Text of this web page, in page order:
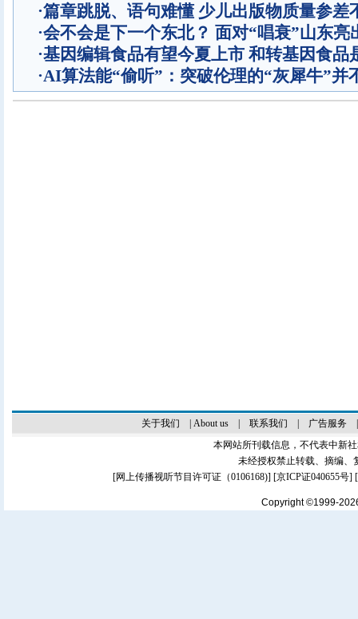
·篇章跳脱、语句难懂 少儿出版物质量参差
·会不会是下一个东北？ 面对“唱衰”山东亮
·基因编辑食品有望今夏上市 和转基因食品
·AI算法能“偷听”：突破伦理的“灰犀牛”并
关于我们 About us| 联系我们 广告服务
本网站所刊载信息，不代表中新
未经授权禁止转载、摘编、
[网上传播视听节目许可证（0106168)] [京ICP证040655号]
Copyright ©1999-